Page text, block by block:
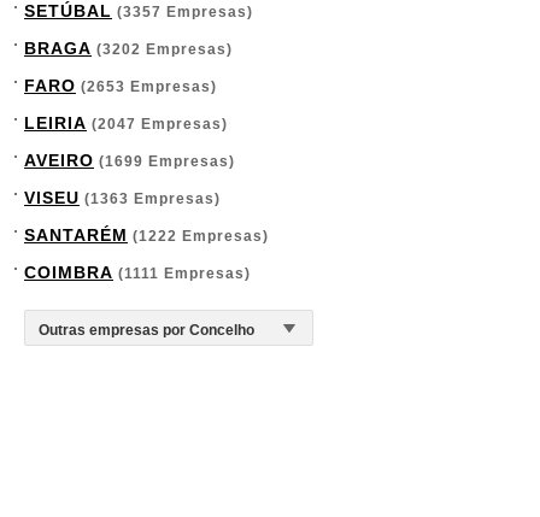
SETÚBAL (3357 Empresas)
BRAGA (3202 Empresas)
FARO (2653 Empresas)
LEIRIA (2047 Empresas)
AVEIRO (1699 Empresas)
VISEU (1363 Empresas)
SANTARÉM (1222 Empresas)
COIMBRA (1111 Empresas)